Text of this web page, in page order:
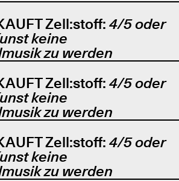
Zell:stoff: 4/5 oder
keine
zu werden
Zell:stoff: 4/5 oder
keine
zu werden
Zell:stoff: 4/5 oder
keine
zu werden